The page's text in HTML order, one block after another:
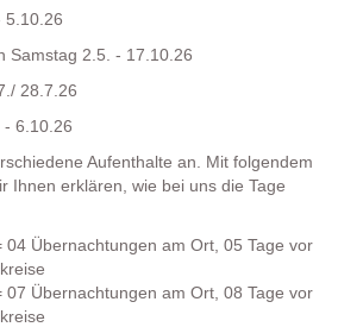
5.10.26
Samstag 2.5. - 17.10.26
28.7.26
- 6.10.26
Aufenthalte an. Mit folgendem
Ihnen erklären, wie bei uns die Tage
04 Übernachtungen am Ort, 05 Tage vor
07 Übernachtungen am Ort, 08 Tage vor